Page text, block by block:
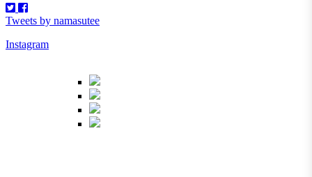
Tweets by namasutee
Instagram